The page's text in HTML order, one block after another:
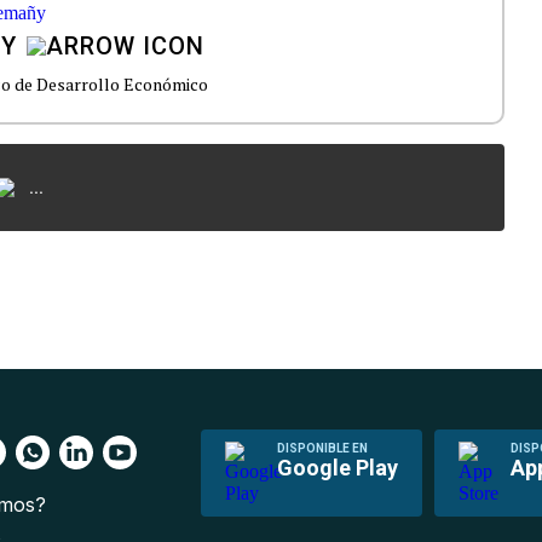
de Desarrollo Económico
...
DISPONIBLE EN
Google Play